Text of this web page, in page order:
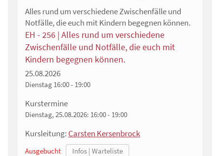
Alles rund um verschiedene Zwischenfälle und
Notfälle, die euch mit Kindern begegnen können.
EH - 256 | Alles rund um verschiedene
Zwischenfälle und Notfälle, die euch mit
Kindern begegnen können.
25.08.2026
Dienstag 16:00 - 19:00
Kurstermine
Dienstag, 25.08.2026: 16:00 - 19:00
Kursleitung: Carsten Kersenbrock
Ausgebucht